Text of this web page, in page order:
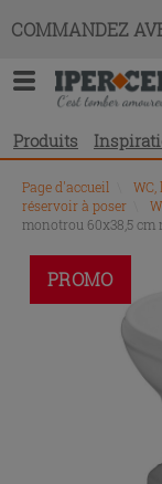
COMMANDEZ
Produits
Page d'accueil
réservoir à poser
monotrou 60x38,5
PROMO